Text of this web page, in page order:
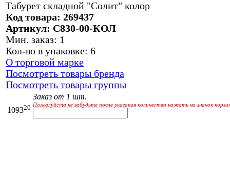
Табурет складной "Солит" колор
Код товара: 269437
Артикул: С830-00-КОЛ
Мин. заказ: 1
Кол-во в упаковке: 6
О торговой марке
Посмотреть товары бренда
Посмотреть товары группы
109320
Заказ от 1 шт.
Пожалуйста не забудьте после указания количества нажать на значок